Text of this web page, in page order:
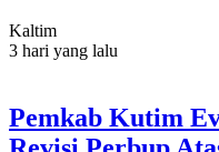
Kaltim
3 hari yang lalu
Pemkab Kutim